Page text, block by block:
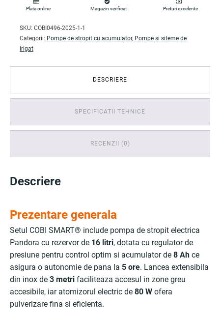
Plata online Magazin verificat Preturi excelente
SKU: COBI0496-2025-1-1
Categorii: Pompe de stropit cu acumulator, Pompe si siteme de
irigat
DESCRIERE
SPECIFICATII TEHNICE
RECENZII (0)
Descriere
Prezentare generala
Setul COBI SMART® include pompa de stropit electrica
Pandora cu rezervor de 16 litri, dotata cu regulator de
presiune pentru control optim si acumulator de 8 Ah ce
asigura o autonomie de pana la 5 ore. Lancea extensibila
din inox de 3 metri faciliteaza accesul in zone greu
accesibile, iar atomizorul electric de 80 W ofera
pulverizare fina si eficienta.